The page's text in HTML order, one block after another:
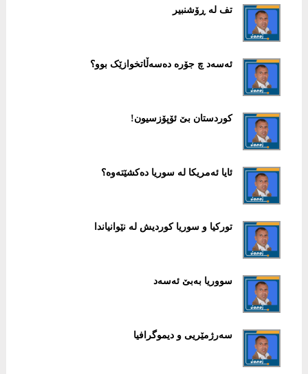
تف لە ڕۆشنبیر
ئەسەد چ جۆرە دەسەڵاتخوازێک بوو؟
کوردستان بێ ئۆپۆزسیون!
ئایا ئەمریکا لە سوریا دەکشێتەوە؟
تورکیا و سوریا کوردیش لە نێوانیاندا
سووریا بەبێ ئەسەد
سەرژمێریی و دیموگرافیا